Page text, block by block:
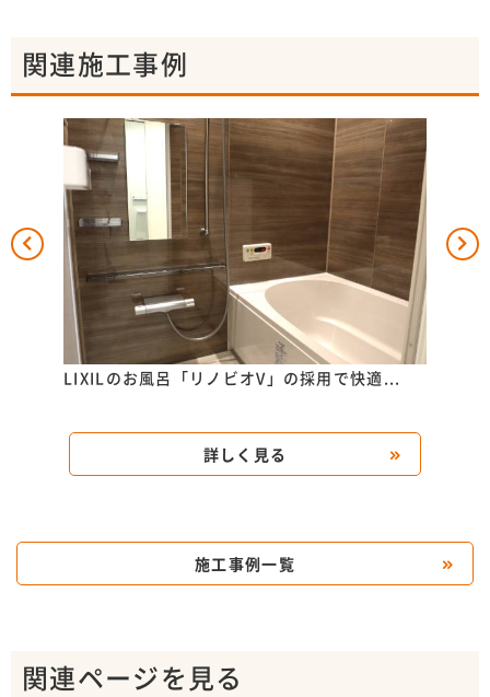
関連施工事例
LIXILのお風呂「リノビオV」の採用で快適...
詳しく見る
施工事例一覧
関連ページを見る